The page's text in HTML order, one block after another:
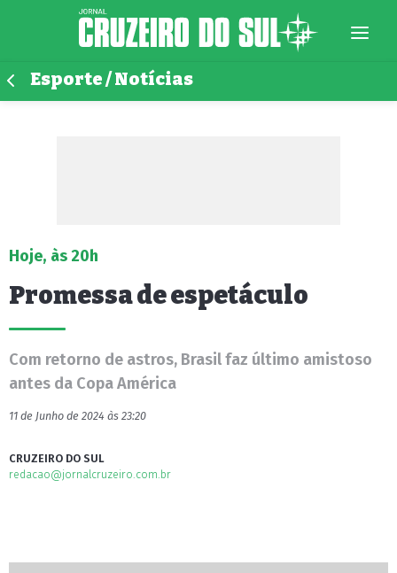
Esporte / Notícias
Hoje, às 20h
Promessa de espetáculo
Com retorno de astros, Brasil faz último amistoso
antes da Copa América
11 de Junho de 2024 às 23:20
CRUZEIRO DO SUL
redacao@jornalcruzeiro.com.br